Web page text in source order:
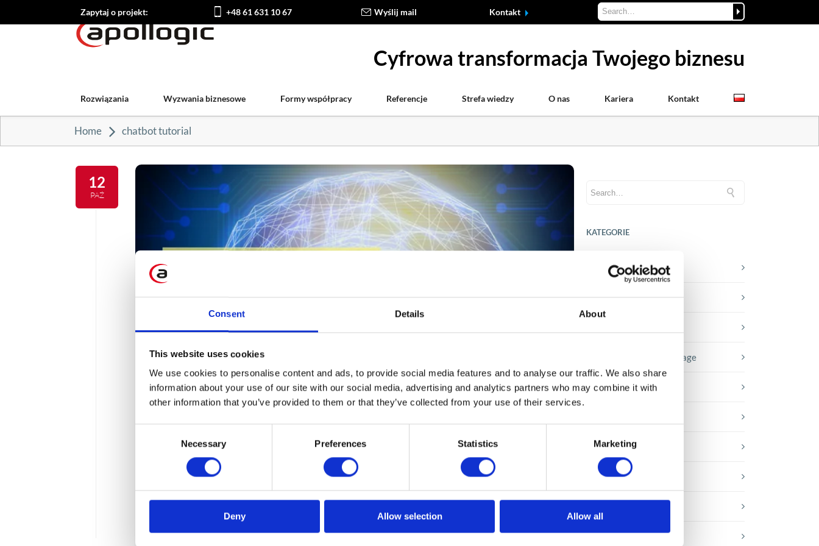
Consent Details About
This website uses cookies
We use cookies to personalise content and ads, to provide social media features and to analyse our traffic. We also share
information about your use of our site with our social media, advertising and analytics partners who may combine it with
other information that you’ve provided to them or that they’ve collected from your use of their services.
Necessary Preferences Statistics Marketing
Deny Allow selection Allow all
Zapytaj o projekt: +48 61 631 10 67 Wyślij mail Kontakt
Cyfrowa transformacja Twojego biznesu
Rozwiązania Wyzwania biznesowe Formy współpracy Referencje Strefa wiedzy O nas Kariera Kontakt
Home chatbot tutorial
12
PAŹ
Jak wykorzystać Chatbota w przedsiębiorstwie?
Technologia od lat przekształca i rozwija sposoby komunikacji. Przyczyniają się do tego
nie tylko Media Społecznościowe - za ich pomocą nie tylko można dzielić się swoimi
wspomnieniami i przemyśleniami, ale też rozmawiać za pomocą obecnych na nich
komunikatorów (takich jak Messenger na Facebooku). Ponadto, powstało wiele
komunikatorów zewnętrznych, takich jak Whatsapp, Skype czy Slack.
KATEGORIE
Aktualności prawne
Baza wiedzy
Historie sukcesu front page
Inicjatywy pracowników
Porady karierowe
Rozwiązania Microsoft
Trendy w SAP-ie